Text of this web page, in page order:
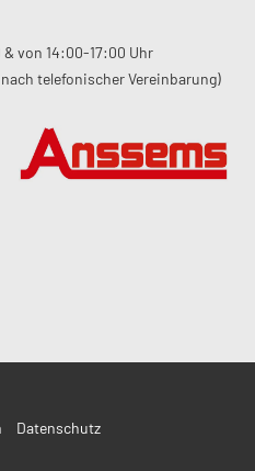
von 14:00-17:00 Uhr
telefonischer Vereinbarung)
Datenschutz